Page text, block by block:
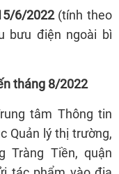
6/2022 (tính theo
bưu điện ngoài bì
tháng 8/2022
tâm Thông tin
Quản lý thị trường,
Tràng Tiền, quận